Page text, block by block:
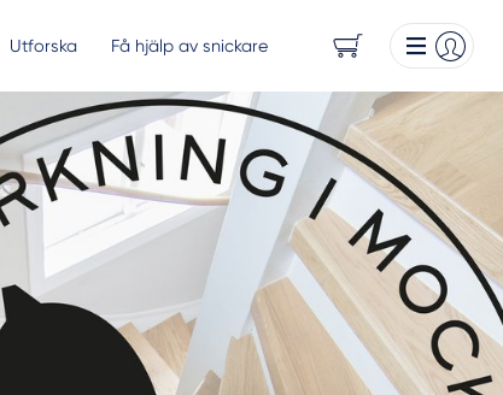
Utforska Få hjälp av snickare